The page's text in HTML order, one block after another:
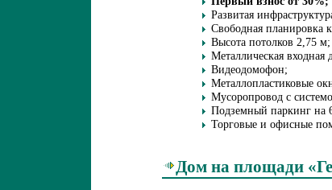
Развитая
Свободная планировка
Высота потолков 2,75 м;
Металлическая входная
Видеодомофон;
Металлопластиковые
Мусоропровод с
Подземный паркинг на
Торговые и офисные
Дом на площади